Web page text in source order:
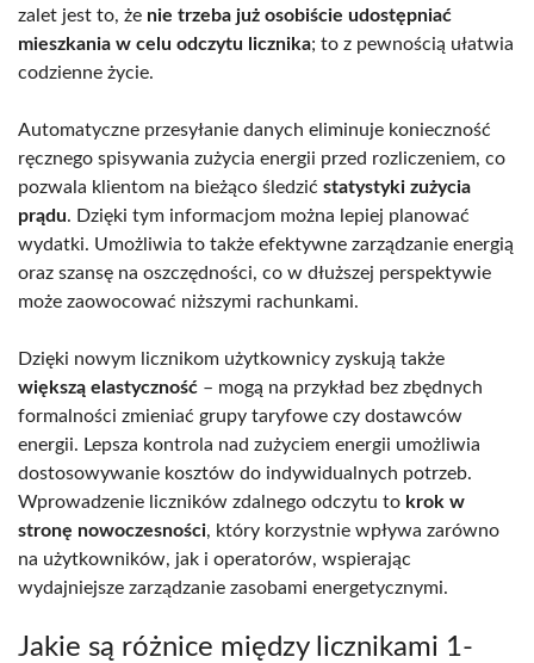
zalet jest to, że nie trzeba już osobiście udostępniać
mieszkania w celu odczytu licznika; to z pewnością ułatwia
codzienne życie.
Automatyczne przesyłanie danych eliminuje konieczność
ręcznego spisywania zużycia energii przed rozliczeniem, co
pozwala klientom na bieżąco śledzić statystyki zużycia
prądu. Dzięki tym informacjom można lepiej planować
wydatki. Umożliwia to także efektywne zarządzanie energią
oraz szansę na oszczędności, co w dłuższej perspektywie
może zaowocować niższymi rachunkami.
Dzięki nowym licznikom użytkownicy zyskują także
większą elastyczność – mogą na przykład bez zbędnych
formalności zmieniać grupy taryfowe czy dostawców
energii. Lepsza kontrola nad zużyciem energii umożliwia
dostosowywanie kosztów do indywidualnych potrzeb.
Wprowadzenie liczników zdalnego odczytu to krok w
stronę nowoczesności, który korzystnie wpływa zarówno
na użytkowników, jak i operatorów, wspierając
wydajniejsze zarządzanie zasobami energetycznymi.
Jakie są różnice między licznikami 1-